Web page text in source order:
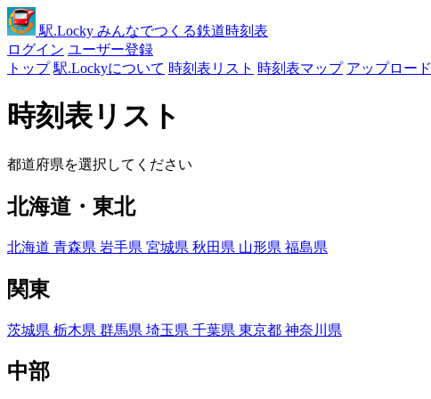
駅.Locky みんなでつくる鉄道時刻表
ログイン ユーザー登録
トップ 駅.Lockyについて 時刻表リスト 時刻表マップ アップロード
時刻表リスト
都道府県を選択してください
北海道・東北
北海道 青森県 岩手県 宮城県 秋田県 山形県 福島県
関東
茨城県 栃木県 群馬県 埼玉県 千葉県 東京都 神奈川県
中部